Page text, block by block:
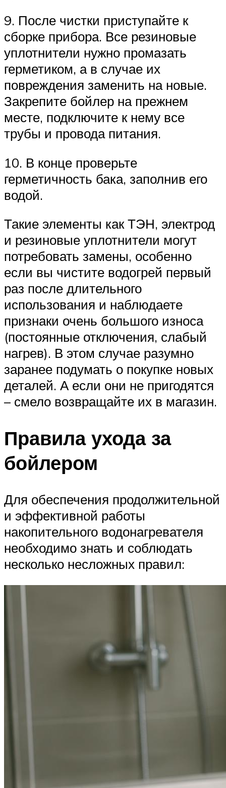
9. После чистки приступайте к
сборке прибора. Все резиновые
уплотнители нужно промазать
герметиком, а в случае их
повреждения заменить на новые.
Закрепите бойлер на прежнем
месте, подключите к нему все
трубы и провода питания.
10. В конце проверьте
герметичность бака, заполнив его
водой.
Такие элементы как ТЭН, электрод
и резиновые уплотнители могут
потребовать замены, особенно
если вы чистите водогрей первый
раз после длительного
использования и наблюдаете
признаки очень большого износа
(постоянные отключения, слабый
нагрев). В этом случае разумно
заранее подумать о покупке новых
деталей. А если они не пригодятся
– смело возвращайте их в магазин.
Правила ухода за
бойлером
Для обеспечения продолжительной
и эффективной работы
накопительного водонагревателя
необходимо знать и соблюдать
несколько несложных правил: